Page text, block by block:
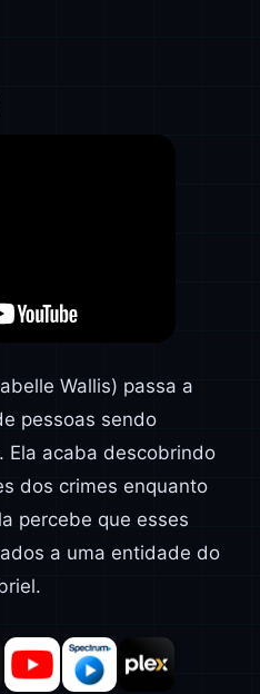
Wallis) passa a
pessoas sendo
Ela acaba descobrindo
dos crimes enquanto
percebe que esses
a uma entidade do